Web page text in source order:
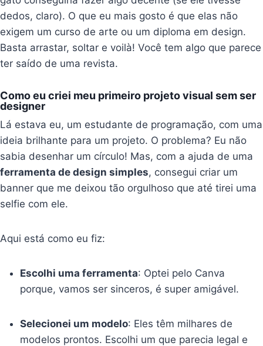
dedos, claro). O que eu mais gosto é que elas não
exigem um curso de arte ou um diploma em design.
Basta arrastar, soltar e voilà! Você tem algo que parece
ter saído de uma revista.
Como eu criei meu primeiro projeto visual sem ser
designer
Lá estava eu, um estudante de programação, com uma
ideia brilhante para um projeto. O problema? Eu não
sabia desenhar um círculo! Mas, com a ajuda de uma
ferramenta de design simples, consegui criar um
banner que me deixou tão orgulhoso que até tirei uma
selfie com ele.
Aqui está como eu fiz:
Escolhi uma ferramenta: Optei pelo Canva
porque, vamos ser sinceros, é super amigável.
Selecionei um modelo: Eles têm milhares de
modelos prontos. Escolhi um que parecia legal e